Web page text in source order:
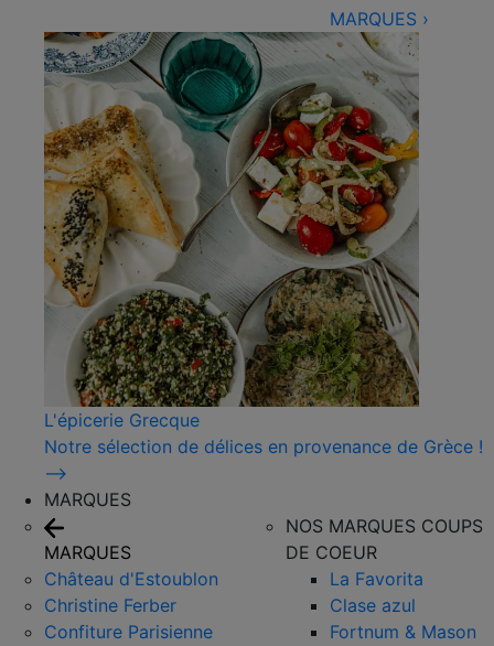
MARQUES ›
L'épicerie Grecque
Notre sélection de délices en provenance de Grèce !
⟶
MARQUES
MARQUES
Château d'Estoublon
Christine Ferber
Confiture Parisienne
NOS MARQUES COUPS
DE COEUR
La Favorita
Clase azul
Fortnum & Mason